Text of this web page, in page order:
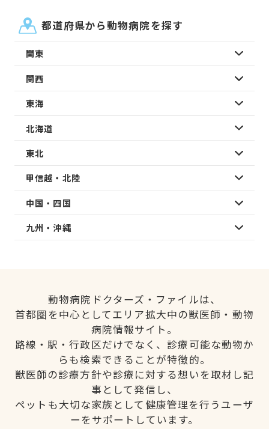
都道府県から動物病院を探す
関東
関西
東海
北海道
東北
甲信越・北陸
中国・四国
九州・沖縄
動物病院ドクターズ・ファイルは、
首都圏を中心としてエリア拡大中の獣医師・動物
病院情報サイト。
路線・駅・行政区だけでなく、診療可能な動物か
らも検索できることが特徴的。
獣医師の診療方針や診療に対する想いを取材し記
事として発信し、
ペットも大切な家族として健康管理を行うユーザ
ーをサポートしています。